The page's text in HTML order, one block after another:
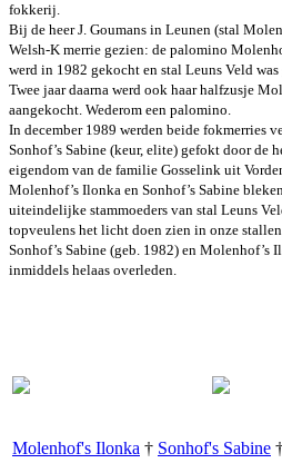
fokkerij.
Bij de heer J. Goumans in Leunen (stal
Welsh-K merrie gezien: de palomino
werd in 1982 gekocht en stal Leuns Veld was
Twee jaar daarna werd ook haar halfzusje
aangekocht. Wederom een palomino.
In december 1989 werden beide fokmerries
Sonhof’s Sabine (keur, elite) gefokt door de
eigendom van de familie Gosselink uit
Molenhof’s Ilonka en Sonhof’s Sabine
uiteindelijke stammoeders van stal Leuns
topveulens het licht doen zien in onze
Sonhof’s Sabine (geb. 1982) en Molenhof’s
inmiddels helaas overleden.
Molenhof's Ilonka † Sonhof's Sabine